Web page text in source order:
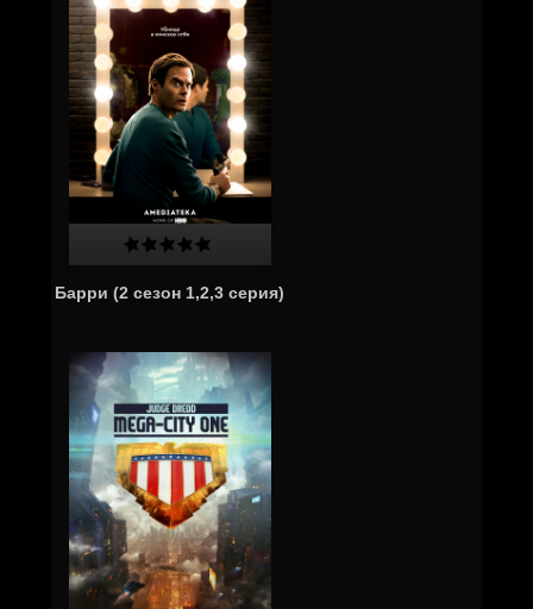
Барри (2 сезон 1,2,3 серия)